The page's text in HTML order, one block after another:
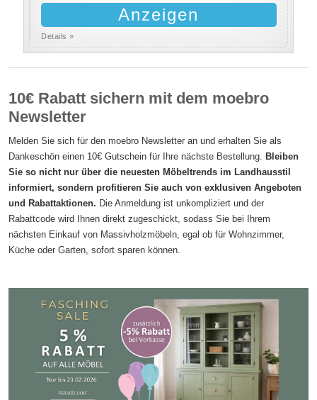
Anzeigen
Details »
10€ Rabatt sichern mit dem moebro
Newsletter
Melden Sie sich für den moebro Newsletter an und erhalten Sie als
Dankeschön einen 10€ Gutschein für Ihre nächste Bestellung. Bleiben
Sie so nicht nur über die neuesten Möbeltrends im Landhausstil
informiert, sondern profitieren Sie auch von exklusiven Angeboten
und Rabattaktionen. Die Anmeldung ist unkompliziert und der
Rabattcode wird Ihnen direkt zugeschickt, sodass Sie bei Ihrem
nächsten Einkauf von Massivholzmöbeln, egal ob für Wohnzimmer,
Küche oder Garten, sofort sparen können.